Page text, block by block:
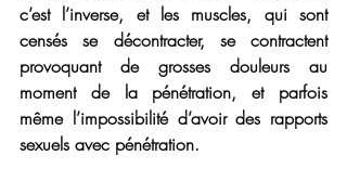
c’est l’inverse, et les muscles, qui sont
censés se décontracter, se contractent
provoquant de grosses douleurs au
moment de la pénétration, et parfois
même l’impossibilité d’avoir des rapports
sexuels avec pénétration.